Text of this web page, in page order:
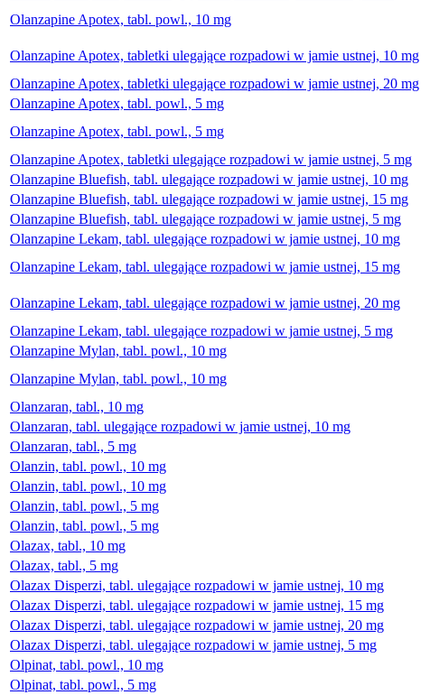
Olanzapine Apotex, tabl. powl., 10 mg
Olanzapine Apotex, tabletki ulegające rozpadowi w jamie ustnej, 10 mg
Olanzapine Apotex, tabletki ulegające rozpadowi w jamie ustnej, 20 mg
Olanzapine Apotex, tabl. powl., 5 mg
Olanzapine Apotex, tabl. powl., 5 mg
Olanzapine Apotex, tabletki ulegające rozpadowi w jamie ustnej, 5 mg
Olanzapine Bluefish, tabl. ulegające rozpadowi w jamie ustnej, 10 mg
Olanzapine Bluefish, tabl. ulegające rozpadowi w jamie ustnej, 15 mg
Olanzapine Bluefish, tabl. ulegające rozpadowi w jamie ustnej, 5 mg
Olanzapine Lekam, tabl. ulegające rozpadowi w jamie ustnej, 10 mg
Olanzapine Lekam, tabl. ulegające rozpadowi w jamie ustnej, 15 mg
Olanzapine Lekam, tabl. ulegające rozpadowi w jamie ustnej, 20 mg
Olanzapine Lekam, tabl. ulegające rozpadowi w jamie ustnej, 5 mg
Olanzapine Mylan, tabl. powl., 10 mg
Olanzapine Mylan, tabl. powl., 10 mg
Olanzaran, tabl., 10 mg
Olanzaran, tabl. ulegające rozpadowi w jamie ustnej, 10 mg
Olanzaran, tabl., 5 mg
Olanzin, tabl. powl., 10 mg
Olanzin, tabl. powl., 10 mg
Olanzin, tabl. powl., 5 mg
Olanzin, tabl. powl., 5 mg
Olazax, tabl., 10 mg
Olazax, tabl., 5 mg
Olazax Disperzi, tabl. ulegające rozpadowi w jamie ustnej, 10 mg
Olazax Disperzi, tabl. ulegające rozpadowi w jamie ustnej, 15 mg
Olazax Disperzi, tabl. ulegające rozpadowi w jamie ustnej, 20 mg
Olazax Disperzi, tabl. ulegające rozpadowi w jamie ustnej, 5 mg
Olpinat, tabl. powl., 10 mg
Olpinat, tabl. powl., 5 mg